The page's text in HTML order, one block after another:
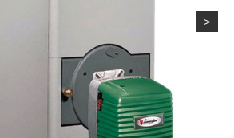
>